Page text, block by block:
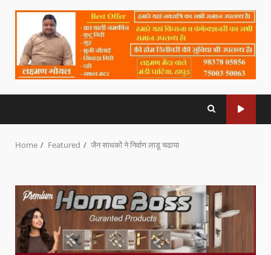
Home Featured जैन साधकों ने निर्वाण लाडू चढाया